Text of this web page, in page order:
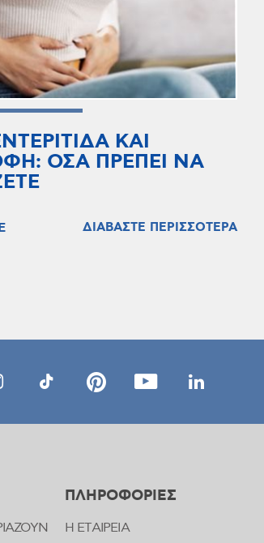
ΚΑΙ
ΟΣΑ ΠΡΕΠΕΙ ΝΑ
ΔΙΑΒΑΣΤΕ ΠΕΡΙΣΣΟΤΕΡΑ
ΠΛΗΡΟΦΟΡΙΕΣ
Η ΕΤΑΙΡΕΙΑ